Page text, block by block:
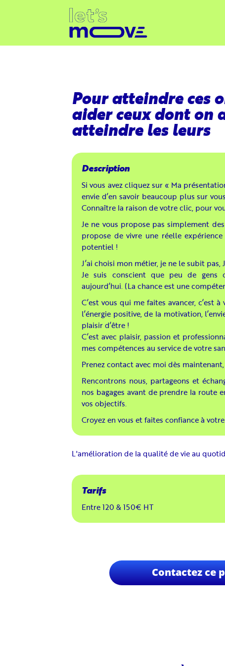
Pour atteindre ces
aider ceux dont on
atteindre les leurs
Si vous avez cliquez sur « Ma
envie d’en savoir beaucoup plus sur
Connaître la raison de votre clic, pour
Je ne vous propose pas simplement
propose de vivre une réelle
potentiel !
J’ai choisi mon métier, je ne le subit pas,
Je suis conscient que peu de
aujourd’hui. (La chance est une
C’est vous qui me faites avancer, c’est
l’énergie positive, de la motivation,
plaisir d’être !
C’est avec plaisir, passion et
mes compétences au service de votre
Prenez contact avec moi dès
Rencontrons nous, partageons et
nos bagages avant de prendre la route
vos objectifs.
Croyez en vous et faites confiance à
L'amélioration de la qualité de vie au
Entre 120 & 150€ HT
Contactez ce